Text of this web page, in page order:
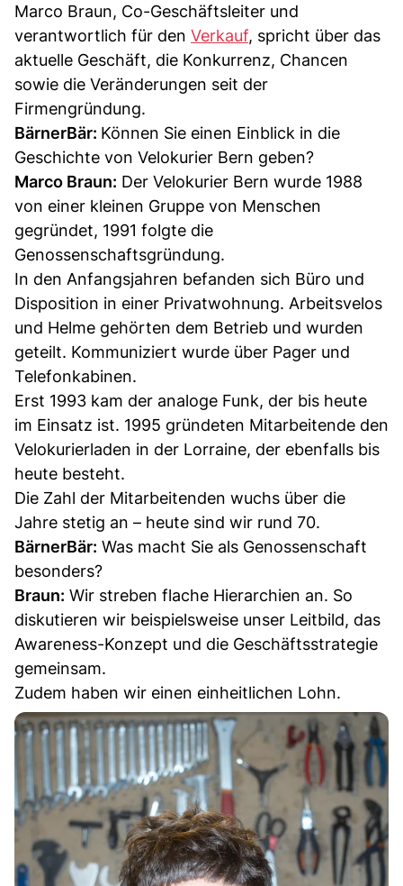
Marco Braun, Co-Geschäftsleiter und
verantwortlich für den Verkauf, spricht über das
aktuelle Geschäft, die Konkurrenz, Chancen
sowie die Veränderungen seit der
Firmengründung.
BärnerBär: Können Sie einen Einblick in die
Geschichte von Velokurier Bern geben?
Marco Braun: Der Velokurier Bern wurde 1988
von einer kleinen Gruppe von Menschen
gegründet, 1991 folgte die
Genossenschaftsgründung.
In den Anfangsjahren befanden sich Büro und
Disposition in einer Privatwohnung. Arbeitsvelos
und Helme gehörten dem Betrieb und wurden
geteilt. Kommuniziert wurde über Pager und
Telefonkabinen.
Erst 1993 kam der analoge Funk, der bis heute
im Einsatz ist. 1995 gründeten Mitarbeitende den
Velokurierladen in der Lorraine, der ebenfalls bis
heute besteht.
Die Zahl der Mitarbeitenden wuchs über die
Jahre stetig an – heute sind wir rund 70.
BärnerBär: Was macht Sie als Genossenschaft
besonders?
Braun: Wir streben flache Hierarchien an. So
diskutieren wir beispielsweise unser Leitbild, das
Awareness-Konzept und die Geschäftsstrategie
gemeinsam.
Zudem haben wir einen einheitlichen Lohn.